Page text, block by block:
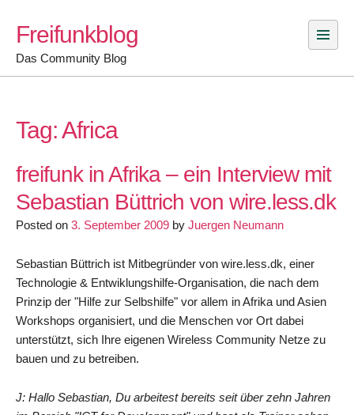
content
Freifunkblog
Das Community Blog
Tag:Africa
freifunk in Afrika – ein Interview mit
Sebastian Büttrich von wire.less.dk
Posted on 3. September 2009 by Juergen Neumann
Sebastian Büttrich ist Mitbegründer von wire.less.dk, einer
Technologie & Entwiklungshilfe-Organisation, die nach dem
Prinzip der "Hilfe zur Selbshilfe" vor allem in Afrika und Asien
Workshops organisiert, und die Menschen vor Ort dabei
unterstützt, sich Ihre eigenen Wireless Community Netze zu
bauen und zu betreiben.
J: Hallo Sebastian, Du arbeitest bereits seit über zehn Jahren